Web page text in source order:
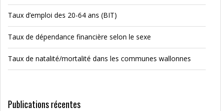
Taux d’emploi des 20-64 ans (BIT)
Taux de dépendance financière selon le sexe
Taux de natalité/mortalité dans les communes wallonnes
Publications récentes